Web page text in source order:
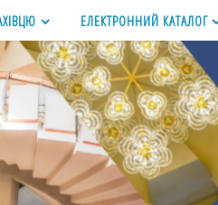
ЕЛЕКТРОННИЙ КАТАЛОГ